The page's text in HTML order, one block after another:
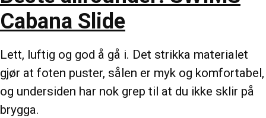
Cabana Slide
Lett, luftig og god å gå i. Det strikka materialet
gjør at foten puster, sålen er myk og komfortabel,
og undersiden har nok grep til at du ikke sklir på
brygga.